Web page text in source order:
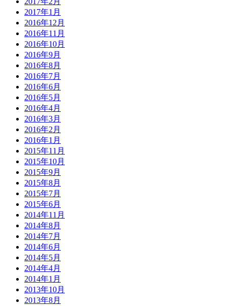
2017年1月
2016年12月
2016年11月
2016年10月
2016年9月
2016年8月
2016年7月
2016年6月
2016年5月
2016年4月
2016年3月
2016年2月
2016年1月
2015年11月
2015年10月
2015年9月
2015年8月
2015年7月
2015年6月
2014年11月
2014年8月
2014年7月
2014年6月
2014年5月
2014年4月
2014年1月
2013年10月
2013年8月